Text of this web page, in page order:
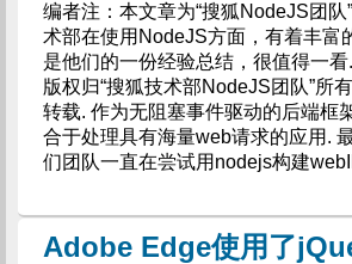
编者注：本文章为“搜狐NodeJS团队
术部在使用NodeJS方面，有着丰富
是他们的一份经验总结，很值得一看
版权归“搜狐技术部NodeJS团队”所
转载. 作为无阻塞事件驱动的后端框
合于处理具有海量web请求的应用.
们团队一直在尝试用nodejs构建
Adobe Edge使用了